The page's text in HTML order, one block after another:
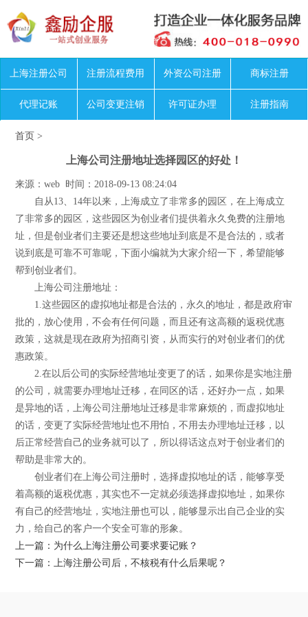
上海注册公司 注册流程费用 外资公司注册 商标注册
代理记账 公司变更注销 许可证办理 注册指南
首页 >
上海公司注册地址选择园区的好处！
来源：web 时间：2018-09-13 08:24:04
自从13、14年以来，上海成立了非常多的园区，在上海成立
了非常多的园区，这些园区为创业者们提供着永久免费的注册地
址，但是创业者们主要还是想这些地址到底是不是合法的，或者
说到底是可靠不可靠呢，下面小编就为大家介绍一下，希望能够
帮到创业者们。
上海公司注册地址：
1.这些园区的虚拟地址都是合法的，永久的地址，都是政府审
批的，放心使用，不会有任何问题，而且还有这高额的返税优惠
政策，这就是现在政府为招商引资，从而实行的对创业者们的优
惠政策。
2.在以后公司的实际经营地址变更了的话，如果你是实地注册
的公司，就需要办理地址迁移，在同区的话，还好办一点，如果
是异地的话，上海公司注册地址迁移是非常麻烦的，而虚拟地址
的话，变更了实际经营地址也不用怕，不用去办理地址迁移，以
后正常经营自己的业务就可以了，所以得话这点对于创业者们的
帮助是非常大的。
创业者们在上海公司注册时，选择虚拟地址的话，能够享受
着高额的返税优惠，其实也不一定就必须选择虚拟地址，如果你
有自己的经营地址，实地注册也可以，能够显示出自己企业的实
力，给自己的客户一个安全可靠的形象。
上一篇：为什么上海注册公司要求要记账？
下一篇：上海注册公司后，不核税有什么后果呢？